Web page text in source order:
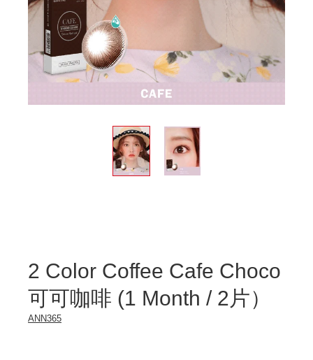
-4.25
-7.002 Color Coffee Cafe Choco
可可咖啡 (1 Month / 2片）
ANN365